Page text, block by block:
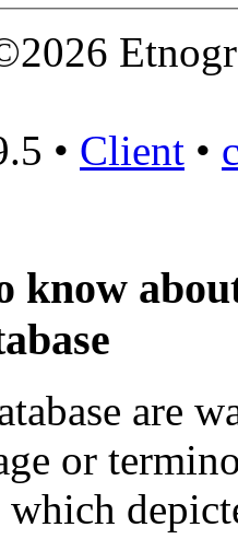
• Client •
know
are
or